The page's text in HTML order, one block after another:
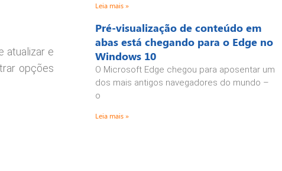
atualizar e
opções
Leia mais »
Pré-visualização de conteúdo em
abas está chegando para o Edge no
Windows 10
O Microsoft Edge chegou para aposentar um
dos mais antigos navegadores do mundo –
o
Leia mais »